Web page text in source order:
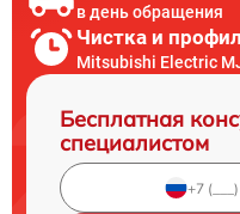
в день обращения
Чистка и
Mitsubishi Electric
Бесплатная
специалистом